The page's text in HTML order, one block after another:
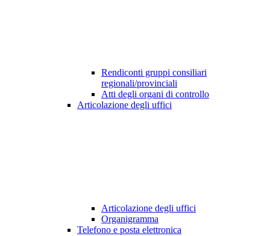
Rendiconti gruppi consiliari
regionali/provinciali
Atti degli organi di controllo
Articolazione degli uffici
Articolazione degli uffici
Organigramma
Telefono e posta elettronica